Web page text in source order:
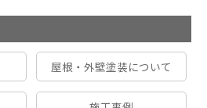
屋根・外壁塗装について